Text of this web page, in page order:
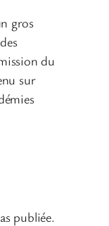
gros
du
sur
publiée.